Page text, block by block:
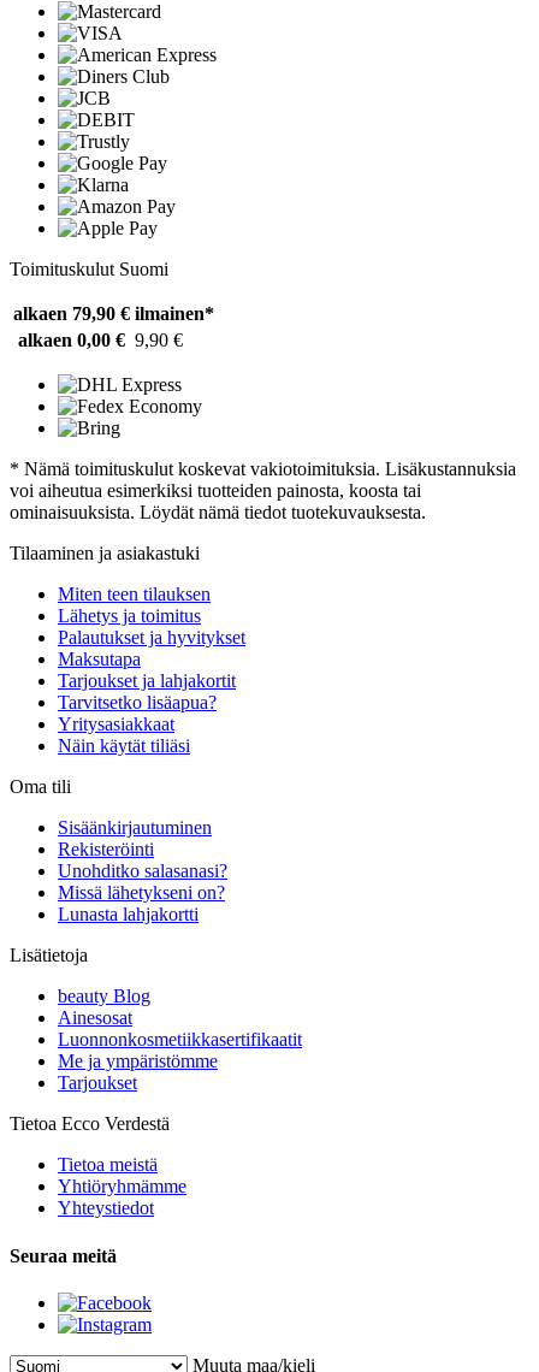
Toimituskulut Suomi
alkaen 79,90 € ilmainen*
alkaen 0,00 € 9,90 €
* Nämä toimituskulut koskevat vakiotoimituksia. Lisäkustannuksia
voi aiheutua esimerkiksi tuotteiden painosta, koosta tai
ominaisuuksista. Löydät nämä tiedot tuotekuvauksesta.
Tilaaminen ja asiakastuki
Miten teen tilauksen
Lähetys ja toimitus
Palautukset ja hyvitykset
Maksutapa
Tarjoukset ja lahjakortit
Tarvitsetko lisäapua?
Yritysasiakkaat
Näin käytät tiliäsi
Oma tili
Sisäänkirjautuminen
Rekisteröinti
Unohditko salasanasi?
Missä lähetykseni on?
Lunasta lahjakortti
Lisätietoja
beauty Blog
Ainesosat
Luonnonkosmetiikkasertifikaatit
Me ja ympäristömme
Tarjoukset
Tietoa Ecco Verdestä
Tietoa meistä
Yhtiöryhmämme
Yhteystiedot
Seuraa meitä
Muuta maa/kieli